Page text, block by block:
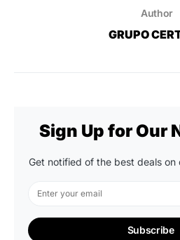
Author
GRUPO
Sign Up for Our
Get notified of the best deals on
Subscribe